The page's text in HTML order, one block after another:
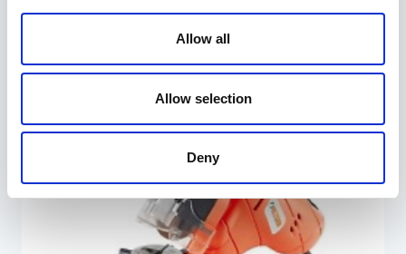
Allow all
Allow selection
Deny